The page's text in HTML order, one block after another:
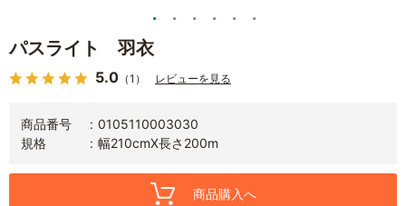
パスライト 羽衣
5.0 （1） レビューを見る
商品番号
0105110003030
規格
幅210cmX長さ200m
商品購入へ